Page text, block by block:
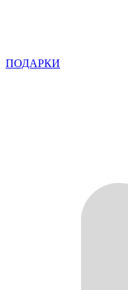
ПОДАРКИ